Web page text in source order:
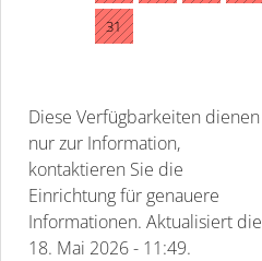
31
Diese Verfügbarkeiten dienen
nur zur Information,
kontaktieren Sie die
Einrichtung für genauere
Informationen. Aktualisiert die
18. Mai 2026 - 11:49.